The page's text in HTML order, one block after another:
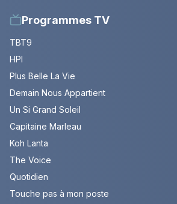
Programmes TV
TBT9
HPI
Plus Belle La Vie
Demain Nous Appartient
Un Si Grand Soleil
Capitaine Marleau
Koh Lanta
The Voice
Quotidien
Touche pas à mon poste